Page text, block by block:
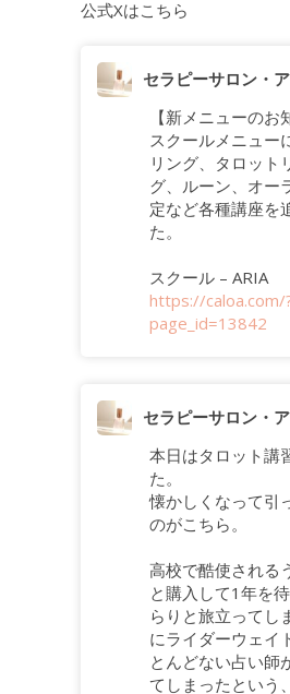
公式Xはこちら
セラピーサロン・
【新メニューのお
スクールメニュー
リング、タロット
グ、ルーン、オー
定など各種講座を
た。
スクール – ARIA
https://caloa.com/
page_id=13842
セラピーサロン・
本日はタロット講
た。
懐かしくなって引
のがこちら。
高校で酷使される
と購入して1年を
らりと旅立ってし
にライダーウェイ
とんどない占い師
てしまったという